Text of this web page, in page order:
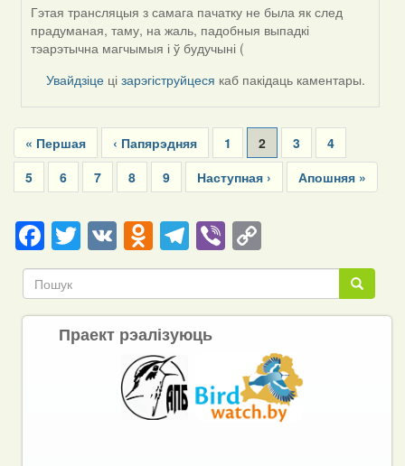
vranova
Гэтая трансляцыя з самага пачатку не была як след
прадуманая, таму, на жаль, падобныя выпадкі
тэарэтычна магчымыя і ў будучыні (
Увайдзіце цізарэгіструйцеся каб пакідаць каментары.
Pagination
First
page
« Першая
Previous
page
‹ Папярэдняя Page
1
Current
page
2 Page
3 Page
4
Page
5 Page
6 Page
7 Page
8 Page
9
Next
page
Наступная ›
Last
page
Апошняя »
Facebook
Twitter
VKOdnoklassniki
Telegram
ViberCopy
Link Пошук
Пошук
Праект рэалізуюць